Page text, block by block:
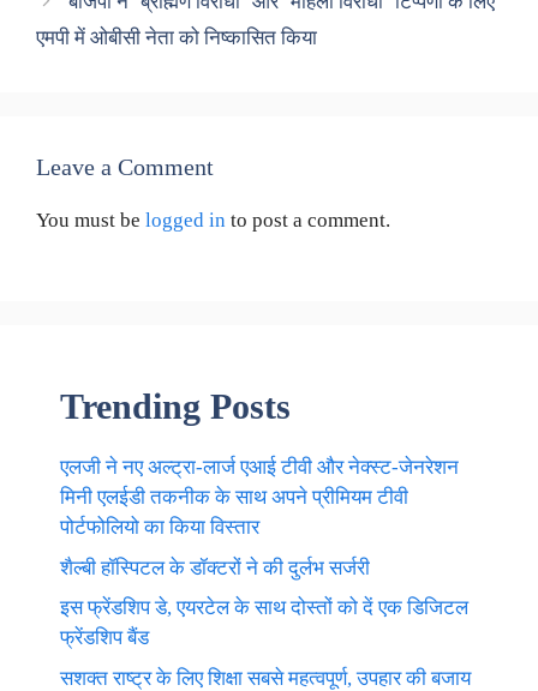
एमपी में ओबीसी नेता को निष्कासित किया
Leave a Comment
You must be logged in to post a comment.
Trending Posts
एलजी ने नए अल्ट्रा-लार्ज एआई टीवी और नेक्स्ट-जेनरेशन
मिनी एलईडी तकनीक के साथ अपने प्रीमियम टीवी
पोर्टफोलियो का किया विस्तार
शैल्बी हॉस्पिटल के डॉक्टरों ने की दुर्लभ सर्जरी
इस फ्रेंडशिप डे, एयरटेल के साथ दोस्तों को दें एक डिजिटल
फ्रेंडशिप बैंड
सशक्त राष्ट्र के लिए शिक्षा सबसे महत्वपूर्ण, उपहार की बजाय